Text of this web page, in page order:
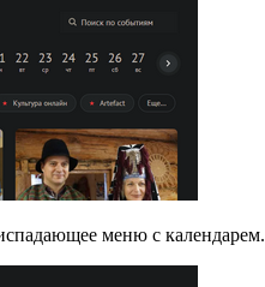
меню с календарем.